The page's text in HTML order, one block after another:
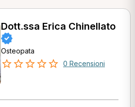
Dott.ssa Erica Chinellato
Osteopata
0 Recensioni